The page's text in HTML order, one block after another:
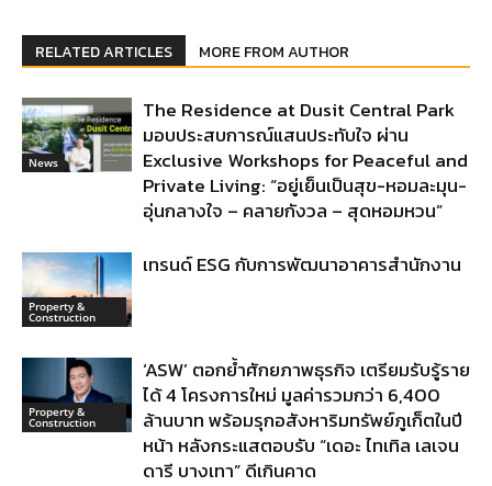
RELATED ARTICLES MORE FROM AUTHOR
News
The Residence at Dusit Central Park
มอบประสบการณ์แสนประทับใจ ผ่าน
Exclusive Workshops for Peaceful and
Private Living: “อยู่เย็นเป็นสุข-หอมละมุน-
อุ่นกลางใจ – คลายกังวล – สุดหอมหวน”
Property &
Construction
เทรนด์ ESG กับการพัฒนาอาคารสำนักงาน
Property &
Construction
‘ASW’ ตอกย้ำศักยภาพธุรกิจ เตรียมรับรู้ราย
ได้ 4 โครงการใหม่ มูลค่ารวมกว่า 6,400
ล้านบาท พร้อมรุกอสังหาริมทรัพย์ภูเก็ตในปี
หน้า หลังกระแสตอบรับ “เดอะ ไทเทิล เลเจน
ดารี บางเทา” ดีเกินคาด